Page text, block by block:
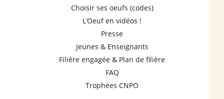
Choisir ses oeufs (codes)
L’Oeuf en vidéos !
Presse
Jeunes & Enseignants
Filière engagée & Plan de filière
FAQ
Trophées CNPO